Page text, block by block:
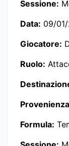
Sessione:
Data: 09/
Giocatore:
Ruolo:
Formula: